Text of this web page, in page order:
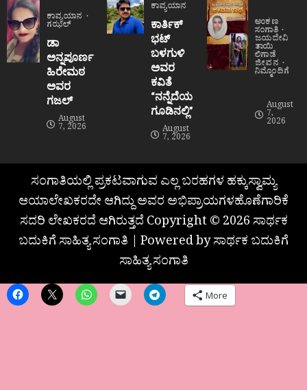
ಕಾವ್ಯಯಾನ
ಗಝಲ್
ಡಾ
ಅನ್ನಪೂರ್ಣ
ಹಿರೇಮಠ
ಅವರ
ಗಜಲ್
August
7, 2026
ಕಾವ್ಯಯಾನ
ಕಾರ್ತಿಕ್
ಭಟ್
ಬಳಗುಳಿ
ಅವರ
ಕವಿತೆ
“ನನ್ನೆದೆಯ
ಗೂಡಿನಲ್ಲಿ”
August
7, 2026
ಅಂಕಣ
ಸಂಗಾತಿ
ಜಯದೇವಿ
ತಾಯಿ
ಲಿಗಾಡೆ
ಜೀವನ
ನಿಮ್ಮೊಂದಿಗೆ
August
7,
2026
ಸಂಗಾತಿಯಲ್ಲಿ ಪ್ರಕಟವಾಗುವ ಎಲ್ಲ ಬರಹಗಳ ಹಕ್ಕುಸ್ವಾಮ್ಯ
ಆಯಾಲೇಖಕರದೇ ಆಗಿದ್ದು ಅವರ ಅಭಿಪ್ರಾಯಗಳಹೊಣೆಗಾರಿಕೆ
ಸದರಿ ಲೇಖಕರದೆ ಆಗಿರುತ್ತದೆ Copyright © 2026 ಸಾರ್ಥಕ
ಬದುಕಿಗೆ ಸಾಹಿತ್ಯ ಸಂಗಾತಿ | Powered by ಸಾರ್ಥಕ ಬದುಕಿಗೆ
ಸಾಹಿತ್ಯ ಸಂಗಾತಿ
More